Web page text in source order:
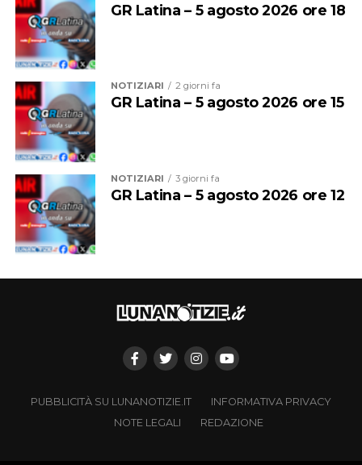
GR Latina – 5 agosto 2026 ore 18
NOTIZIARI 2 giorni fa
GR Latina – 5 agosto 2026 ore 15
NOTIZIARI 3 giorni fa
GR Latina – 5 agosto 2026 ore 12
PUBBLICITÀ SU LUNANOTIZIE.IT
INFORMATIVA PRIVACY
NOTE LEGALI
REDAZIONE